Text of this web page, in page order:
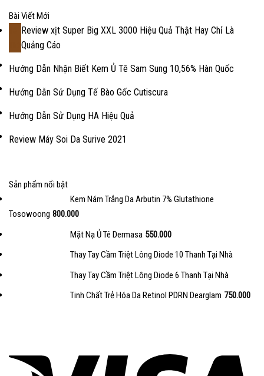
Bài Viết Mới
Review xịt Super Big XXL 3000 Hiệu Quả Thật Hay Chỉ Là
Quảng Cáo
Hướng Dẫn Nhận Biết Kem Ủ Tê Sam Sung 10,56% Hàn Quốc
Hướng Dẫn Sử Dụng Tế Bào Gốc Cutiscura
Hướng Dẫn Sử Dụng HA Hiệu Quả
Review Máy Soi Da Surive 2021
Sản phẩm nổi bật
Kem Nám Trắng Da Arbutin 7% Glutathione
Tosowoong 800.000
Mặt Nạ Ủ Tê Dermasa 550.000
Thay Tay Cầm Triệt Lông Diode 10 Thanh Tại Nhà
Thay Tay Cầm Triệt Lông Diode 6 Thanh Tại Nhà
Tinh Chất Trẻ Hóa Da Retinol PDRN Dearglam 750.000